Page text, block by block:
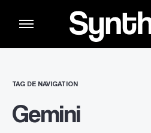
TAG DE NAVIGATION
Gemini